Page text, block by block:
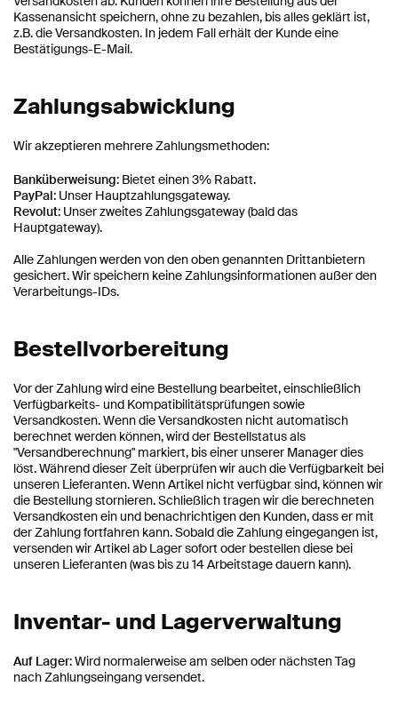
Kassenansicht speichern, ohne zu bezahlen, bis alles geklärt ist,
z.B. die Versandkosten. In jedem Fall erhält der Kunde eine
Bestätigungs-E-Mail.
Zahlungsabwicklung
Wir akzeptieren mehrere Zahlungsmethoden:
Banküberweisung: Bietet einen 3% Rabatt.
PayPal: Unser Hauptzahlungsgateway.
Revolut: Unser zweites Zahlungsgateway (bald das
Hauptgateway).
Alle Zahlungen werden von den oben genannten Drittanbietern
gesichert. Wir speichern keine Zahlungsinformationen außer den
Verarbeitungs-IDs.
Bestellvorbereitung
Vor der Zahlung wird eine Bestellung bearbeitet, einschließlich
Verfügbarkeits- und Kompatibilitätsprüfungen sowie
Versandkosten. Wenn die Versandkosten nicht automatisch
berechnet werden können, wird der Bestellstatus als
"Versandberechnung" markiert, bis einer unserer Manager dies
löst. Während dieser Zeit überprüfen wir auch die Verfügbarkeit bei
unseren Lieferanten. Wenn Artikel nicht verfügbar sind, können wir
die Bestellung stornieren. Schließlich tragen wir die berechneten
Versandkosten ein und benachrichtigen den Kunden, dass er mit
der Zahlung fortfahren kann. Sobald die Zahlung eingegangen ist,
versenden wir Artikel ab Lager sofort oder bestellen diese bei
unseren Lieferanten (was bis zu 14 Arbeitstage dauern kann).
Inventar- und Lagerverwaltung
Auf Lager: Wird normalerweise am selben oder nächsten Tag
nach Zahlungseingang versendet.